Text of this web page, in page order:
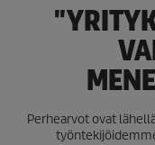
Perhearvot ovat